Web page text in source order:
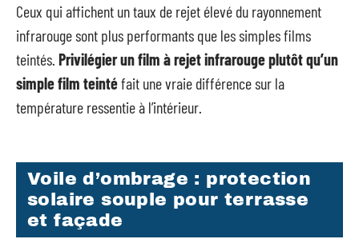
Ceux qui affichent un taux de rejet élevé du rayonnement
infrarouge sont plus performants que les simples films
teintés. Privilégier un film à rejet infrarouge plutôt qu’un
simple film teintéfait une vraie différence sur la
température ressentie à l’intérieur.
Voile d’ombrage : protection
solaire souple pour terrasse
et façade